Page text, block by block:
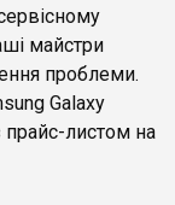
майстри
проблеми.
Galaxy
прайс-листом на